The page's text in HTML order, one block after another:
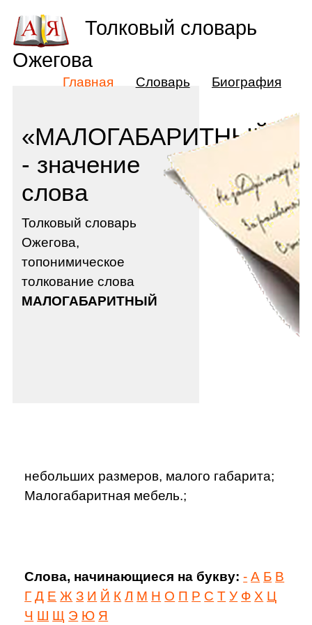
«МАЛОГАБАРИТНЫЙ»
- значение
слова
Толковый словарь
Ожегова,
топонимическое
толкование слова
МАЛОГАБАРИТНЫЙ
небольших размеров, малого габарита;
Малогабаритная мебель.;
Слова, начинающиеся на букву: - А Б В
Г Д Е Ж З И Й К Л М Н О П Р С Т У Ф Х Ц
Ч Ш Щ Э Ю Я
Толковый словарь
Ожегова
Главная Словарь Биография